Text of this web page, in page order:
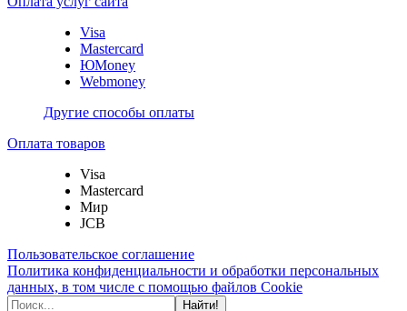
Visa
Mastercard
ЮMoney
Webmoney
Другие способы оплаты
Оплата товаров
Visa
Mastercard
Мир
JCB
Пользовательское соглашение
Политика конфиденциальности и обработки персональных
данных, в том числе с помощью файлов Cookie
Найти!